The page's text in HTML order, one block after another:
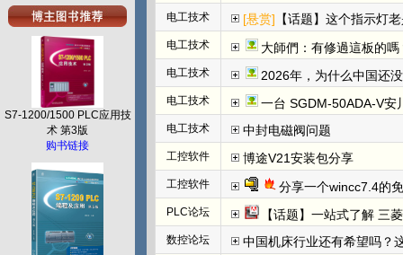
S7-1200/1500 PLC应用技
术 第3版
购书链接
电工技术 [悬赏] 【话题】这个指示灯
电工技术 大師們：有修過這板的
电工技术 2026年，为什么中国还
电工技术 一台 SGDM-50ADA-V安
电工技术 中封电磁阀问题
工控软件 博途V21安装包分享
工控软件 分享一个wincc7.4的
PLC论坛 【话题】一站式了解 三菱FX5U
数控论坛 中国机床行业还有希望吗？